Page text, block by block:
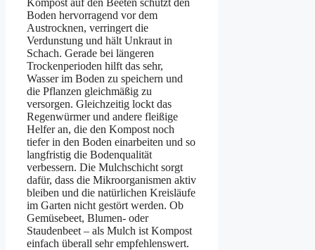
Boden hervorragend vor dem
Austrocknen, verringert die
Verdunstung und hält Unkraut in
Schach. Gerade bei längeren
Trockenperioden hilft das sehr,
Wasser im Boden zu speichern und
die Pflanzen gleichmäßig zu
versorgen. Gleichzeitig lockt das
Regenwürmer und andere fleißige
Helfer an, die den Kompost noch
tiefer in den Boden einarbeiten und so
langfristig die Bodenqualität
verbessern. Die Mulchschicht sorgt
dafür, dass die Mikroorganismen aktiv
bleiben und die natürlichen Kreisläufe
im Garten nicht gestört werden. Ob
Gemüsebeet, Blumen- oder
Staudenbeet – als Mulch ist Kompost
einfach überall sehr empfehlenswert.